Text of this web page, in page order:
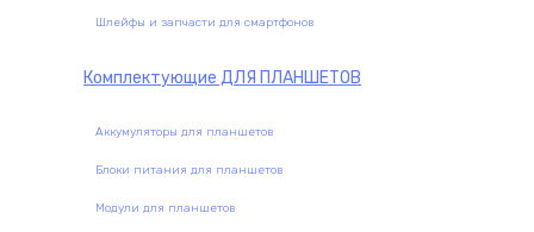
Шлейфы и запчасти для смартфонов
Комплектующие ДЛЯ ПЛАНШЕТОВ
Аккумуляторы для планшетов
Блоки питания для планшетов
Модули для планшетов